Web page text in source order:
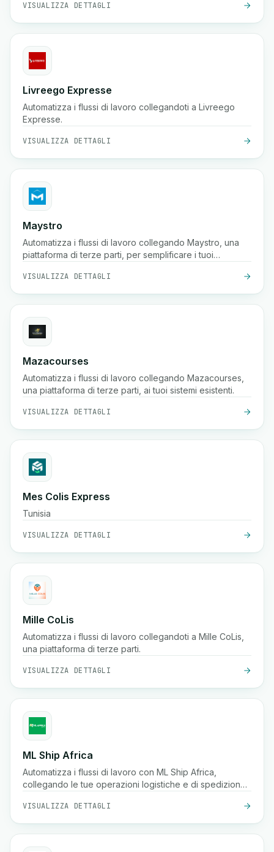
VISUALIZZA DETTAGLI
Livreego Expresse
Automatizza i flussi di lavoro collegandoti a Livreego
Expresse.
VISUALIZZA DETTAGLI
Maystro
Automatizza i flussi di lavoro collegando Maystro, una
piattaforma di terze parti, per semplificare i tuoi
VISUALIZZA DETTAGLI
Mazacourses
Automatizza i flussi di lavoro collegando Mazacourses,
una piattaforma di terze parti, ai tuoi sistemi esistenti.
VISUALIZZA DETTAGLI
Mes Colis Express
Tunisia
VISUALIZZA DETTAGLI
Mille CoLis
Automatizza i flussi di lavoro collegandoti a Mille CoLis,
una piattaforma di terze parti.
VISUALIZZA DETTAGLI
ML Ship Africa
Automatizza i flussi di lavoro con ML Ship Africa,
collegando le tue operazioni logistiche e di spedizione
VISUALIZZA DETTAGLI